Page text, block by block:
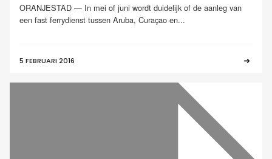
ORANJESTAD — In mei of juni wordt duidelijk of de aanleg van
een fast ferrydienst tussen Aruba, Curaçao en...
5 FEBRUARI 2016